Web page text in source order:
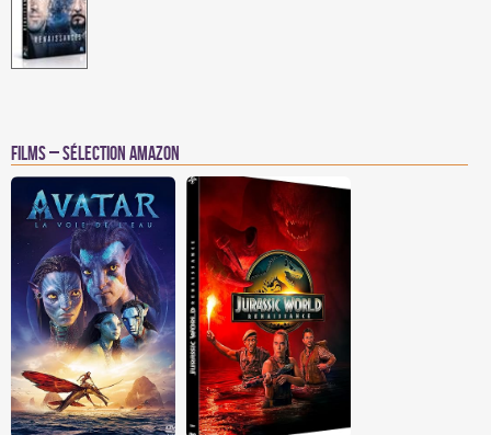
Films – Sélection Amazon